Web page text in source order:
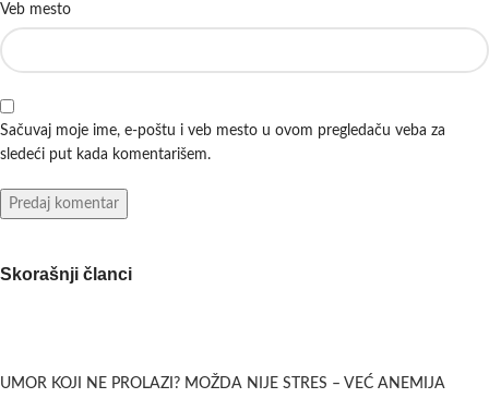
Veb mesto
Sačuvaj moje ime, e-poštu i veb mesto u ovom pregledaču veba za
sledeći put kada komentarišem.
Skorašnji članci
UMOR KOJI NE PROLAZI? MOŽDA NIJE STRES – VEĆ ANEMIJA